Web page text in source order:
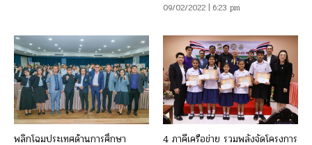
09/02/2022 | 6:23 pm
พลิกโฉมประเทศด้านการศึกษา
4 ภาคีเครือข่าย รวมพลังจัดโครงการ